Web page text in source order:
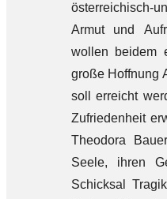
österreichisch-
Armut und
wollen beidem
große Hoffnung
soll erreicht
Zufriedenheit
Theodora
Seele, ihren
Schicksal